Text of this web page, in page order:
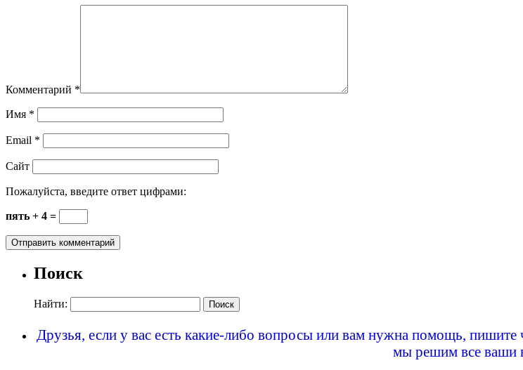
Комментарий *
Имя *
Email *
Сайт
Пожалуйста, введите ответ цифрами:
пять + 4 =
Поиск
Найти:
Друзья, если у вас есть какие-либо вопросы или вам нужна помощь,
мы решим все ваши